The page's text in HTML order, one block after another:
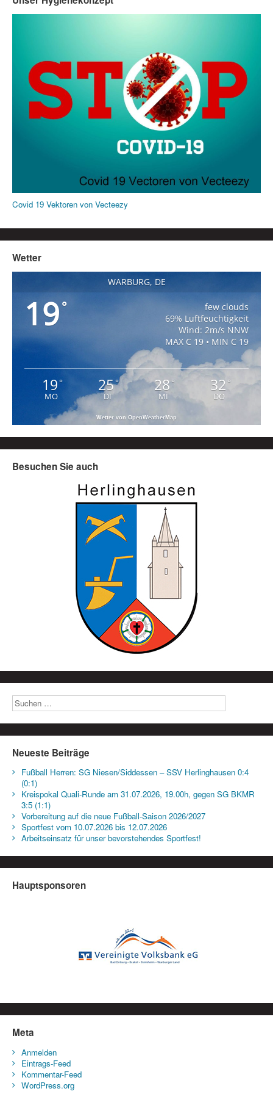
Covid 19 Vektoren von Vecteezy
Wetter
WARBURG, DE
19°
few clouds
69% Luftfeuchtigkeit
Wind: 2m/s NNW
MAX C 19 • MIN C 19
19°
MO
25°
DI
28 °
MI
32 °
DO
Wetter von OpenWeatherMap
Besuchen Sie auch
Neueste Beiträge
Fußball Herren: SG Niesen/Siddessen – SSV Herlinghausen 0:4
(0:1)
Kreispokal Quali-Runde am 31.07.2026, 19.00h, gegen SG BKMR
3:5 (1:1)
Vorbereitung auf die neue Fußball-Saison 2026/2027
Sportfest vom 10.07.2026 bis 12.07.2026
Arbeitseinsatz für unser bevorstehendes Sportfest!
Hauptsponsoren
Meta
Anmelden
Eintrags-Feed
Kommentar-Feed
WordPress.org